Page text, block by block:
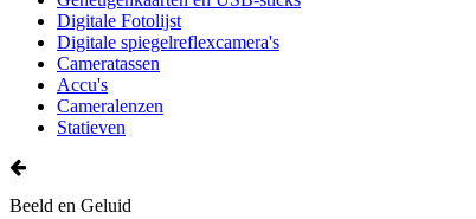
Digitale Fotolijst
Digitale spiegelreflexcamera's
Cameratassen
Accu's
Cameralenzen
Statieven
Beeld en Geluid